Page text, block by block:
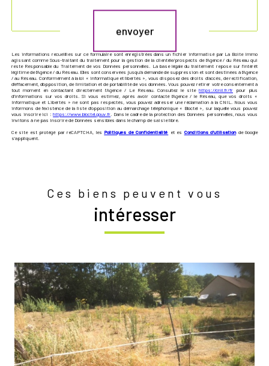
envoyer
Les informations recueillies sur ce formulaire sont enregistrées dans un fichier informatisé par La Boite Immo
agissant comme Sous-traitant du traitement pour la gestion de la clientèle/prospects de l'Agence / du Réseau qui
reste Responsable du Traitement de vos Données personnelles. La base légale du traitement repose sur l'intérêt
légitime de l'Agence / du Réseau. Elles sont conservées jusqu'à demande de suppression et sont destinées à l'Agence
/ au Réseau. Conformément à la loi « informatique et libertés », vous disposez des droits d’accès, de rectification,
d’effacement, d’opposition, de limitation et de portabilité de vos données. Vous pouvez retirer votre consentement à
tout moment en contactant directement l’Agence / Le Réseau. Consultez le site https://cnil.fr/fr pour plus
d’informations sur vos droits. Si vous estimez, après avoir contacté l'Agence / le Réseau, que vos droits «
Informatique et Libertés » ne sont pas respectés, vous pouvez adresser une réclamation à la CNIL. Nous vous
informons de l’existence de la liste d'opposition au démarchage téléphonique « Bloctel », sur laquelle vous pouvez
vous inscrire ici :https://www.bloctel.gouv.fr . Dans le cadre de la protection des Données personnelles, nous vous
invitons à ne pas inscrire de Données sensibles dans le champ de saisie libre.
Ce site est protégé par reCAPTCHA, les Politiques de Confidentialité et es Conditions d'utilisationde Google
s'appliquent.
Ces biens peuvent vous
intéresser
voir le bien